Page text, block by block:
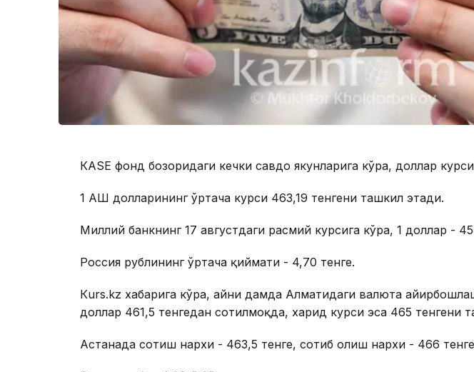
КАSЕ фонд бозоридаги кечки савдо якунларига кўра, доллар
1 АҚШ долларининг ўртача курси 463,19 тенгени ташкил этади.
Миллий банкнинг 17 августдаги расмий курсига кўра, 1 доллар -
Россия рублининг ўртача қиймати - 4,70 тенге.
Кurs.kz хабарига кўра, айни дамда Алматидаги валюта
доллар 461,5 тенгедан сотилмоқда, харид курси эса 465 тенгени
Астанада сотиш нархи - 463,5 тенге, сотиб олиш нархи - 466